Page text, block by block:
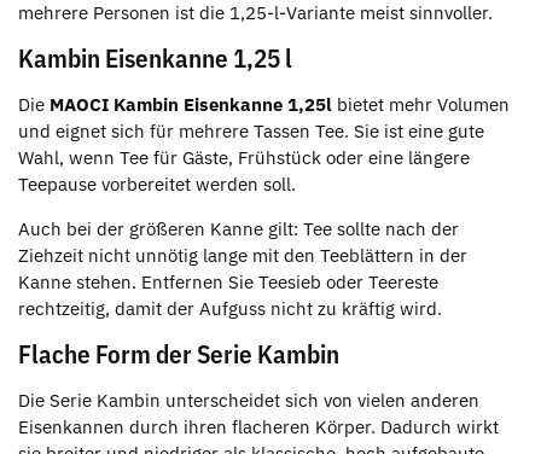
mehrere Personen ist die 1,25-l-Variante meist sinnvoller.
Kambin Eisenkanne 1,25 l
Die MAOCI Kambin Eisenkanne 1,25l bietet mehr Volumen
und eignet sich für mehrere Tassen Tee. Sie ist eine gute
Wahl, wenn Tee für Gäste, Frühstück oder eine längere
Teepause vorbereitet werden soll.
Auch bei der größeren Kanne gilt: Tee sollte nach der
Ziehzeit nicht unnötig lange mit den Teeblättern in der
Kanne stehen. Entfernen Sie Teesieb oder Teereste
rechtzeitig, damit der Aufguss nicht zu kräftig wird.
Flache Form der Serie Kambin
Die Serie Kambin unterscheidet sich von vielen anderen
Eisenkannen durch ihren flacheren Körper. Dadurch wirkt